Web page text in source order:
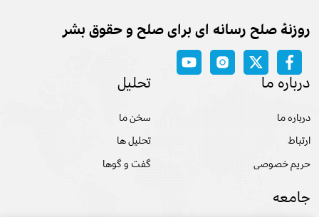
روزنه‌ٔ صلح رسانه ای برای صلح و حقوق بشر
درباره ما
درباره ما
ارتباط
حریم خصوصی
تحلیل
سخن ما
تحلیل ها
گفت و گوها
جامعه